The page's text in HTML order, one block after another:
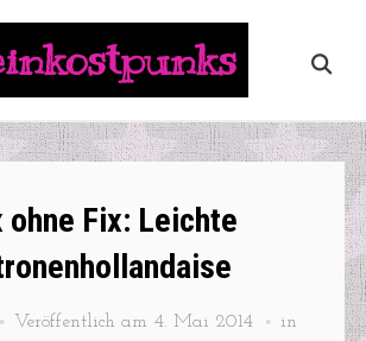
ohne Fix: Leichte
Veröffentlich am 4. Mai 2014
in